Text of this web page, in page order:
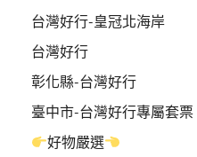
台灣好行-皇冠北海岸
台灣好行
彰化縣-台灣好行
臺中市-台灣好行專屬套票
好物嚴選